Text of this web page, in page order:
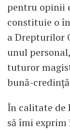
pentru opinii
constituie o
a Drepturilor
unul
tuturor
bună-credință
În calitate de
să îmi